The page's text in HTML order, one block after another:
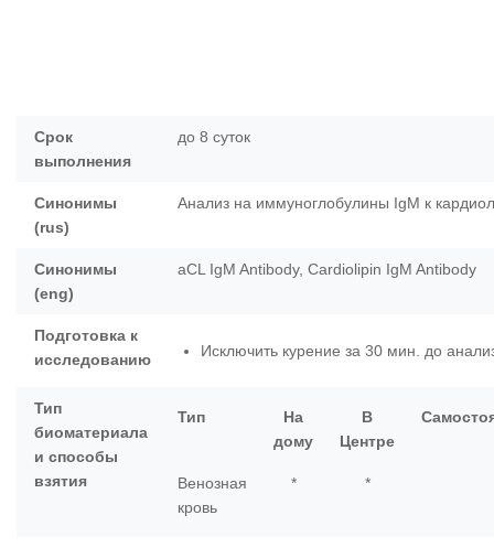
Срок
выполнения
до 8 суток
Синонимы
(rus)
Анализ на иммуноглобулины IgM к
Синонимы
(eng)
aCL IgM Antibody, Cardiolipin IgM Antibody
Подготовка к
исследованию
Исключить курение за 30 мин. до
Тип
биоматериала
и способы
взятия
Тип
На
дому
В
Центре
Венозная
кровь
* *